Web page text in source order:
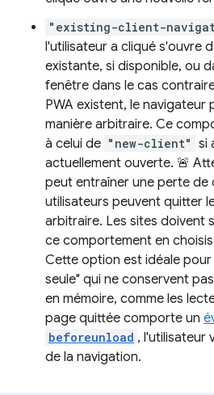
"existing-client-
l'utilisateur a cliqué s'ouvre
existante, si disponible, ou
fenêtre dans le cas
PWA existent, le navigateur
manière arbitraire. Ce
à celui de "new-client" si
actuellement ouverte. 🚨
peut entraîner une perte de
utilisateurs peuvent quitter
arbitraire. Les sites doivent
ce comportement en
Cette option est idéale
seule" qui ne conservent
en mémoire, comme les
page quittée comporte un
beforeunload , l'utilisateur
de la navigation.